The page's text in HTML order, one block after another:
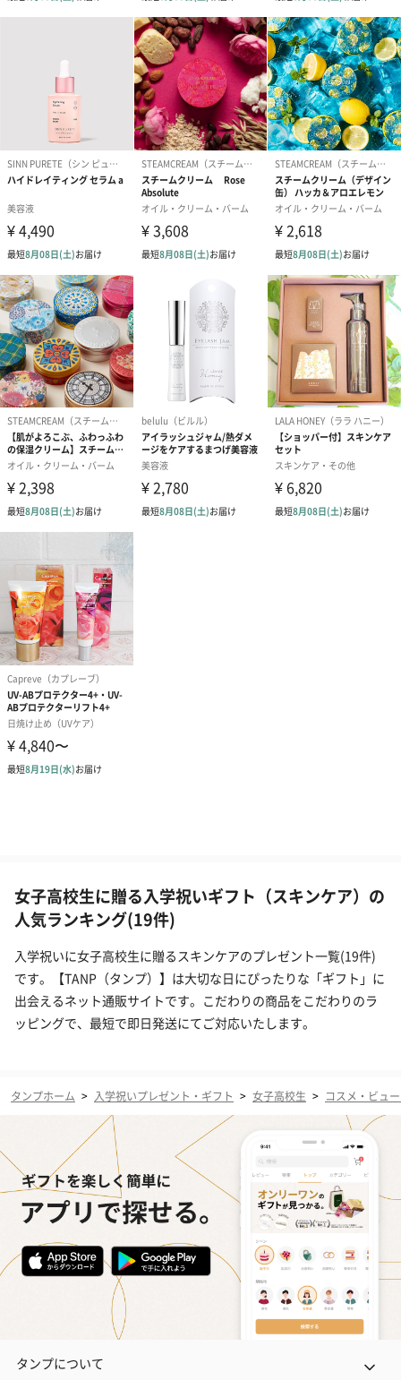
女子高校生に贈る入学祝いギフト（スキンケア）の
人気ランキング(19件)
入学祝いに女子高校生に贈るスキンケアのプレゼント一覧(19件)
です。【TANP（タンプ）】は大切な日にぴったりな「ギフト」に
出会えるネット通販サイトです。こだわりの商品をこだわりのラ
ッピングで、最短で即日発送にてご対応いたします。
タンプホーム > 入学祝いプレゼント・ギフト > 女子高校生 > コスメ・ビュ
タンプについて